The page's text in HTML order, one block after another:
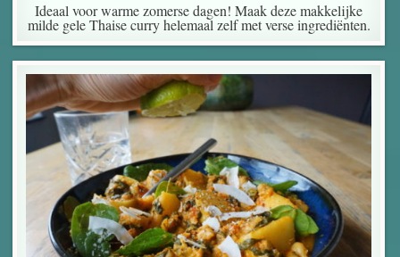
Ideaal voor warme zomerse dagen! Maak deze makkelijke
milde gele Thaise curry helemaal zelf met verse ingrediënten.